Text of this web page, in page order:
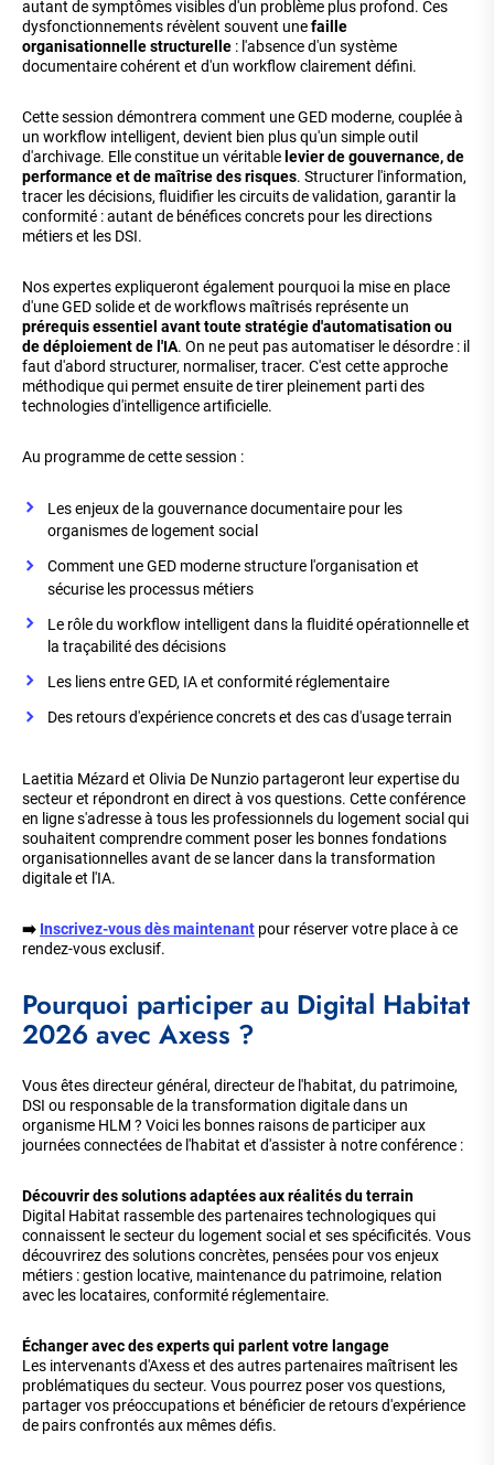
autant de symptômes visibles d'un problème plus profond. Ces
dysfonctionnements révèlent souvent unefaille
organisationnelle structurelle : l'absence d'un système
documentaire cohérent et d'un workflow clairement défini.
Cette session démontrera comment une GED moderne, couplée à
un workflow intelligent, devient bien plus qu'un simple outil
d'archivage. Elle constitue un véritable levier de gouvernance, de
performance et de maîtrise des risques. Structurer l'information,
tracer les décisions, fluidifier les circuits de validation, garantir la
conformité : autant de bénéfices concrets pour les directions
métiers et les DSI.
Nos expertes expliqueront également pourquoi la mise en place
d'une GED solide et de workflows maîtrisés représente un
prérequis essentiel avant toute stratégie d'automatisation ou
de déploiement de l'IA. On ne peut pas automatiser le désordre : il
faut d'abord structurer, normaliser, tracer. C'est cette approche
méthodique qui permet ensuite de tirer pleinement parti des
technologies d'intelligence artificielle.
Au programme de cette session :
Les enjeux de la gouvernance documentaire pour les
organismes de logement social
Comment une GED moderne structure l'organisation et
sécurise les processus métiers
Le rôle du workflow intelligent dans la fluidité opérationnelle et
la traçabilité des décisions
Les liens entre GED, IA et conformité réglementaire
Des retours d'expérience concrets et des cas d'usage terrain
Laetitia Mézard et Olivia De Nunzio partageront leur expertise du
secteur et répondront en direct à vos questions. Cette conférence
en ligne s'adresse à tous les professionnels du logement social qui
souhaitent comprendre comment poser les bonnes fondations
organisationnelles avant de se lancer dans la transformation
digitale et l'IA.
➡️ Inscrivez-vous dès maintenant pour réserver votre place à ce
rendez-vous exclusif.
Pourquoi participer au Digital Habitat
2026 avec Axess ?
Vous êtes directeur général, directeur de l'habitat, du patrimoine,
DSI ou responsable de la transformation digitale dans un
organisme HLM ? Voici les bonnes raisons de participer aux
journées connectées de l'habitat et d'assister à notre conférence :
Découvrir des solutions adaptées aux réalités du terrain
Digital Habitat rassemble des partenaires technologiques qui
connaissent le secteur du logement social et ses spécificités. Vous
découvrirez des solutions concrètes, pensées pour vos enjeux
métiers : gestion locative, maintenance du patrimoine, relation
avec les locataires, conformité réglementaire.
Échanger avec des experts qui parlent votre langage
Les intervenants d'Axess et des autres partenaires maîtrisent les
problématiques du secteur. Vous pourrez poser vos questions,
partager vos préoccupations et bénéficier de retours d'expérience
de pairs confrontés aux mêmes défis.